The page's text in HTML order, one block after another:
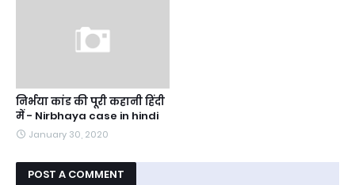
निर्भया कांड की पूरी कहानी हिंदी
में - Nirbhaya case in hindi
January 30, 2020
POST A COMMENT